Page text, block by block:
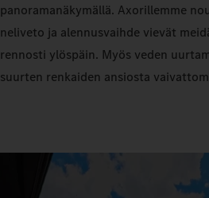
panoramanäkymällä. Axorillemme
neliveto ja alennusvaihde vievät
rennosti ylöspäin. Myös veden
suurten renkaiden ansiosta